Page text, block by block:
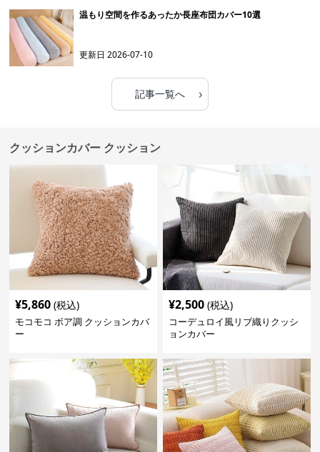
温もり空間を作るあったか長座布団カバー10選
更新日2026-07-10
記事一覧へ ›
クッションカバー クッション
¥5,860 (税込)
モコモコ ボア調 クッションカバ
ー
¥2,500 (税込)
コーデュロイ風リブ織りクッシ
ョンカバー